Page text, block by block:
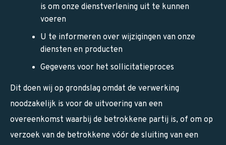
is om onze dienstverlening uit te kunnen
voeren
U te informeren over wijzigingen van onze
diensten en producten
Gegevens voor het sollicitatieproces
Dit doen wij op grondslag omdat de verwerking
noodzakelijk is voor de uitvoering van een
overeenkomst waarbij de betrokkene partij is, of om op
verzoek van de betrokkene vóór de sluiting van een